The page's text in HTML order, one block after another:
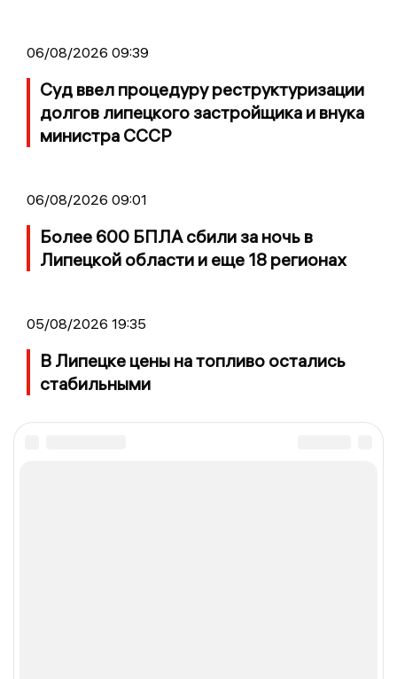
06/08/2026 09:39
Суд ввел процедуру реструктуризации
долгов липецкого застройщика и внука
министра СССР
06/08/2026 09:01
Более 600 БПЛА сбили за ночь в
Липецкой области и еще 18 регионах
05/08/2026 19:35
В Липецке цены на топливо остались
стабильными